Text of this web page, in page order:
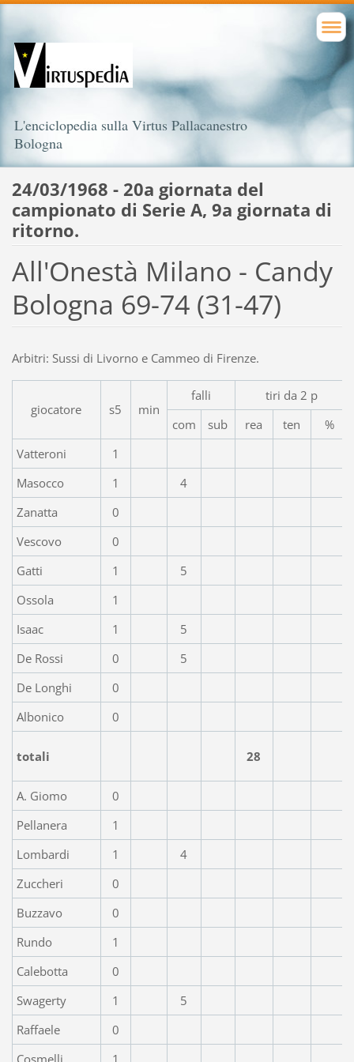
L'enciclopedia sulla Virtus Pallacanestro
Bologna
24/03/1968 - 20a giornata del
campionato di Serie A, 9a giornata di
ritorno.
All'Onestà Milano - Candy
Bologna 69-74 (31-47)
Arbitri: Sussi di Livorno e Cammeo di Firenze.
giocatore s5 min
falli
tiri da 2 p
com
sub rea ten
%
Vatteroni
1
Masocco
1
4
Zanatta
0
Vescovo
0
Gatti
1
5
Ossola
1
Isaac
1
5
De Rossi
0
5
De Longhi
0
Albonico
0
totali 28
A. Giomo
0
Pellanera
1
Lombardi
1
4
Zuccheri
0
Buzzavo
0
Rundo
1
Calebotta
0
Swagerty
1
5
Raffaele
0
Cosmelli
1